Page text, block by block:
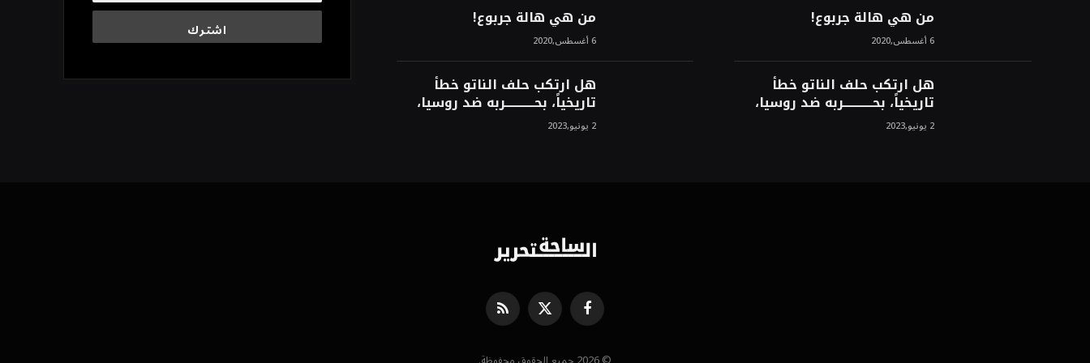
من هي هالة جربوع!
6 أغسطس,2020
هل ارتكب حلف الناتو خطأً
تاريخياً، بحــــــــــــربه ضد روسيا،
لأن انتصار روسيا الحتمي،
سيفتت الناتو!محمد محسن 2 يونيو,2023
من هي هالة جربوع!
6 أغسطس,2020
هل ارتكب حلف الناتو خطأً
تاريخياً، بحــــــــــــربه ضد روسيا،
لأن انتصار روسيا الحتمي،
سيفتت الناتو!محمد محسن 2 يونيو,2023
فيسبوك X
(Twitter)
RSS